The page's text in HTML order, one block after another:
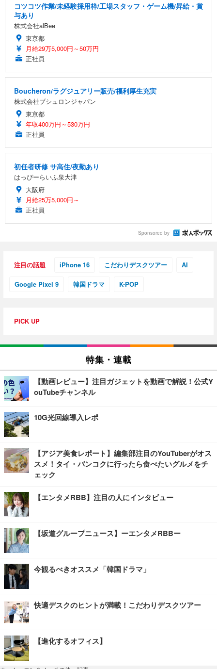
コツコツ作業/未経験採用枠/工場スタッフ・ゲーム機/昇給・賞
与あり
株式会社alBee
東京都
月給29万5,000円～50万円
正社員
Boucheron/ラグジュアリー販売/福利厚生充実
株式会社ブシュロンジャパン
東京都
年収400万円～530万円
正社員
初任者研修 サ高住/夜勤あり
はっぴーらいふ泉大津
大阪府
月給25万5,000円～
正社員
Sponsored by
注目の話題 iPhone 16 こだわりデスクツアー AI
Google Pixel 9 韓国ドラマ K-POP
PICK UP
特集・連載
【動画レビュー】注目ガジェットを動画で解説！公式Y
ouTubeチャンネル
10G光回線導入レポ
【アジア美食レポート】編集部注目のYouTuberがオス
スメ！タイ・バンコクに行ったら食べたいグルメをチ
ェック
【エンタメRBB】注目の人にインタビュー
【坂道グループニュース】ーエンタメRBBー
今観るべきオススメ「韓国ドラマ」
快適デスクのヒントが満載！こだわりデスクツアー
【進化するオフィス】